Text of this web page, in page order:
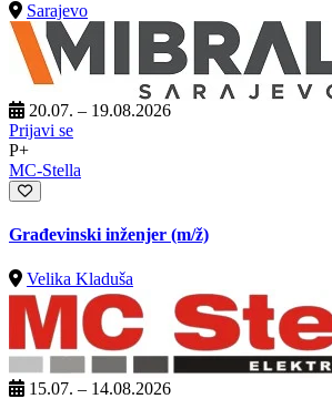
Sarajevo
20.07. – 19.08.2026
Prijavi se
P+
MC-Stella
Građevinski inženjer (m/ž)
Velika Kladuša
15.07. – 14.08.2026